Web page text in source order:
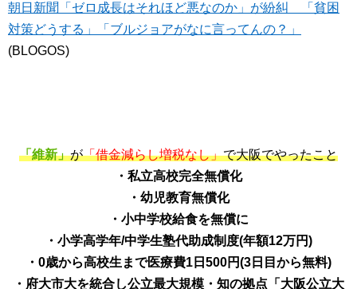
朝日新聞「ゼロ成長はそれほど悪なのか」が紛糾 「貧困
対策どうする」「ブルジョアがなに言ってんの？」
(BLOGOS)
「維新」が「借金減らし増税なし」で大阪でやったこと
・私立高校完全無償化
・幼児教育無償化
・小中学校給食を無償に
・小学高学年/中学生塾代助成制度(年額12万円)
・0歳から高校生まで医療費1日500円(3日目から無料)
・府大市大を統合し公立最大規模・知の拠点「大阪公立大